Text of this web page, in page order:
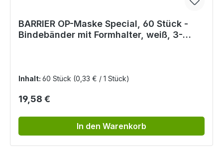
BARRIER OP-Maske Special, 60 Stück -
Bindebänder mit Formhalter, weiß, 3-
Inhalt: 60 Stück (0,33 € / 1 Stück)
Regulärer Preis:
19,58 €
In den Warenkorb